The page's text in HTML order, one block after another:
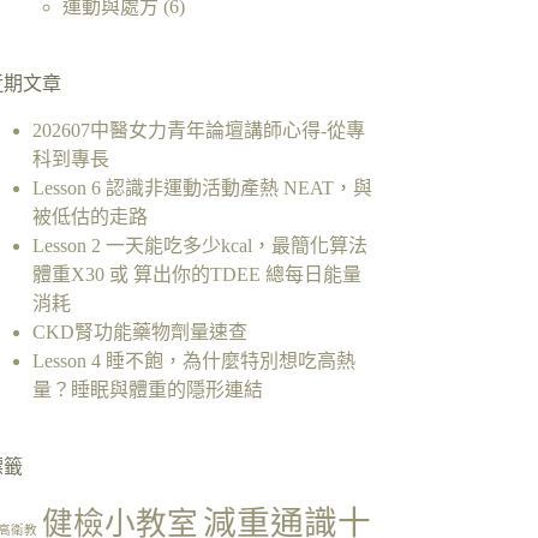
運動與處方 (6)
期文章
202607中醫女力青年論壇講師心得-從專
科到專長
Lesson 6 認識非運動活動產熱 NEAT，與
被低估的走路
Lesson 2 一天能吃多少kcal，最簡化算法
體重X30 或 算出你的TDEE 總每日能量
消耗
CKD腎功能藥物劑量速查
Lesson 4 睡不飽，為什麼特別想吃高熱
量？睡眠與體重的隱形連結
籤
衛教 健檢小教室 減重通識十